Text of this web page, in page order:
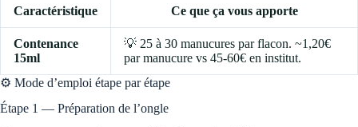
Caractéristique Ce que ça vous apporte
Contenance
15ml
💡 25 à 30 manucures par flacon. ~1,20€
par manucure vs 45-60€ en institut.
⚙️ Mode d’emploi étape par étape
Étape 1 — Préparation de l’ongle